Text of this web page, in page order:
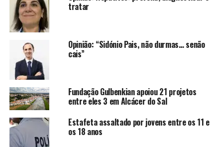
tratar
Opinião: “Sidónio Pais, não durmas… senão
cais”
Fundação Gulbenkian apoiou 21 projetos
entre eles 3 em Alcácer do Sal
Estafeta assaltado por jovens entre os 11 e
os 18 anos